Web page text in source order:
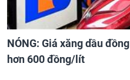
NÓNG: Giá xăng dầu
hơn 600 đồng/lít